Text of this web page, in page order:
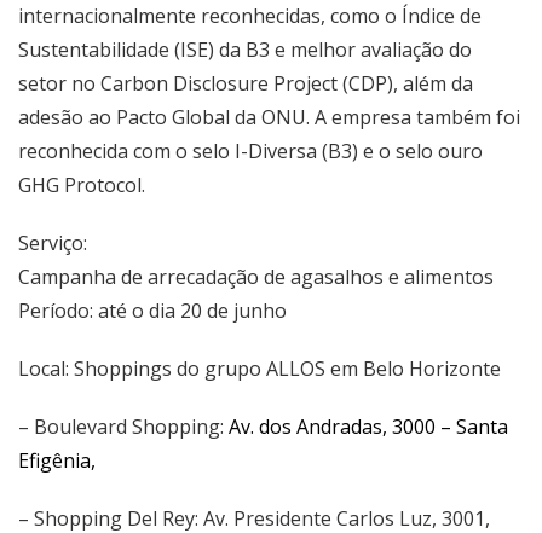
internacionalmente reconhecidas, como o Índice de
Sustentabilidade (ISE) da B3 e melhor avaliação do
setor no Carbon Disclosure Project (CDP), além da
adesão ao Pacto Global da ONU. A empresa também foi
reconhecida com o selo I-Diversa (B3) e o selo ouro
GHG Protocol.
Serviço:
Campanha de arrecadação de agasalhos e alimentos
Período: até o dia 20 de junho
Local: Shoppings do grupo ALLOS em Belo Horizonte
– Boulevard Shopping: Av. dos Andradas, 3000 – Santa
Efigênia,
– Shopping Del Rey: Av. Presidente Carlos Luz, 3001,